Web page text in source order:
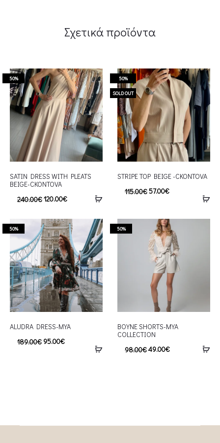
Σχετικά προϊόντα
50%
SATIN DRESS WITH PLEATS
BEIGE-CKONTOVA
240.00€120.00€
50%
SOLD OUT
STRIPE TOP BEIGE -CKONTOVA
115.00€57.00€
50%
ALUDRA DRESS-MYA
189.00€ 95.00€
50%
BOYNE SHORTS-MYA
COLLECTION
98.00€49.00€